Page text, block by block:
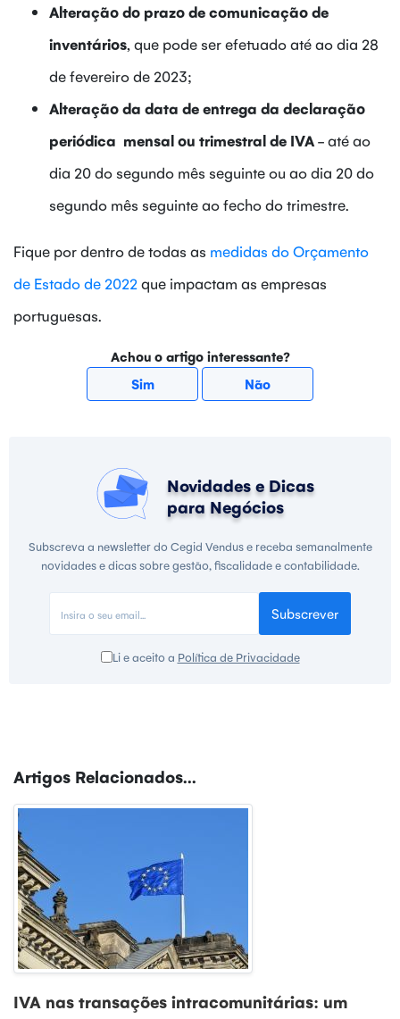
Alteração do prazo de comunicação de
inventários, que pode ser efetuado até ao dia 28
de fevereiro de 2023;
Alteração da data de entrega da declaração
periódica mensal ou trimestral de IVA- até ao
dia 20 do segundo mês seguinte ou ao dia 20 do
segundo mês seguinte ao fecho do trimestre.
Fique por dentro de todas as medidas do Orçamento
de Estado de 2022que impactam as empresas
portuguesas.
Achou o artigo interessante?
Sim
Não
Novidades e Dicas
para Negócios
Subscreva a newsletter do Cegid Vendus e receba semanalmente
novidades e dicas sobre gestão, fiscalidade e contabilidade.
Subscrever
Li e aceito a Política de Privacidade
Artigos Relacionados...
IVA nas transações intracomunitárias: um